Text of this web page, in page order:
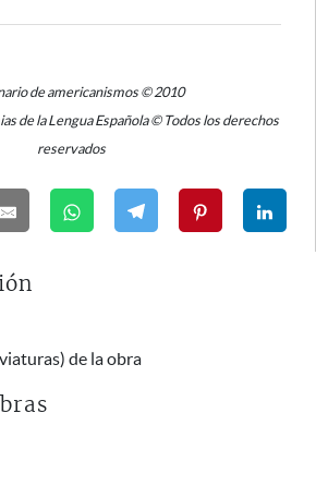
de americanismos © 2010
de la Lengua Española © Todos los derechos
reservados
de la obra